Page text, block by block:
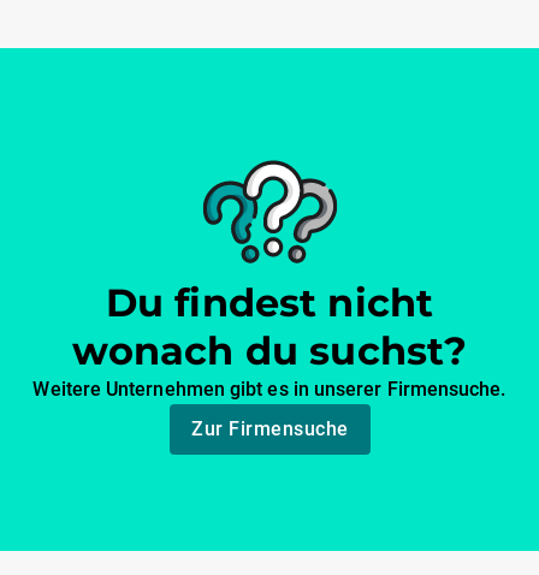
Du findest nicht
wonach du suchst?
Weitere Unternehmen gibt es in unserer Firmensuche.
Zur Firmensuche